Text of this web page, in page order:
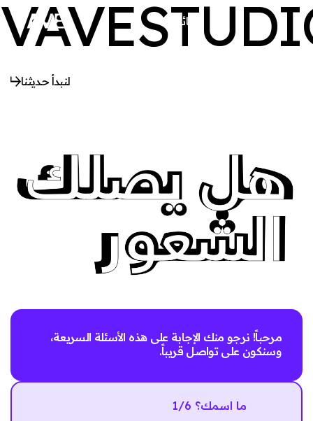
القائمة
لنبدأ حديثنا
مرحباً! نرجو منك الإجابة على هذه الأسئلة السريعة،
وسنكون على تواصل قريباً.
1/6 ما اسمك؟